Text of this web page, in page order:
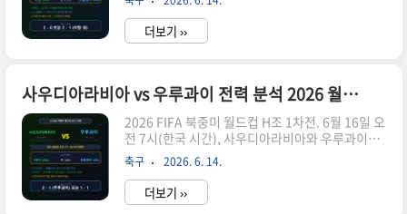
서는 남아공의 퍼포먼스를 감안하면 분위기가 나쁘
지 않다는 평가지만, 한국전..
에 가려져 상대적으로 주목도가 낮지만, G조 3·4
위를 가르는 중요한 생존 매치입니다. G조에서 벨
기에가 1위, 이집트와 이란이 2위를 다투는 상황에
지만 아직 한 번도 조별리그를 통과한 적이 없습니
다. 이번 대회에서 사상 첫 조별리그 통과를 목표로
하고 있으며 그 시작점이 바로 뉴질랜드전입니다.
반면 뉴질랜드는 G조 최약체로 평가받고 있지만 압
도적인 피지컬을 활용한 선 굵은 축구로 강호들의
덜미를 잡겠다는 각오입니다. 이란과 뉴질랜드의
생존을 건 맞..
더보기 ››
사우디아라비아 vs 우루과이 전력 분석 2026 월드컵 H조 1차전 승부 예측과 관전 포인트
2026 FIFA 북중미 월드컵 H조 1차전. 6월 16일 오
전 7시(한국 시간), 사우디아라비아와 우루과이가
맞붙습니다. H조에서 스페인이 압도적인 1위 후보
라면 사우디아라비아와 우루과이의 이 맞대결은 사
실상 H조 2위 자리를 결정짓는 핵심 경기입니다.
두 팀 모두 이 경기에서 반드시 승점을 따야 한다는
축구 2026. 6. 14.
더보기 ››